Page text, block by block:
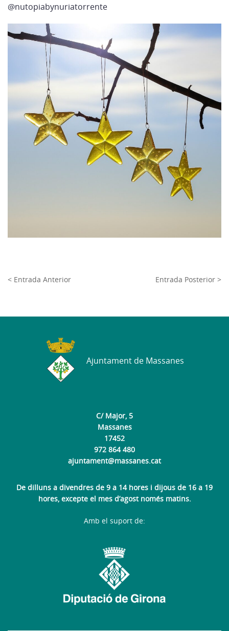
@nutopiabynuriatorrente
< Entrada Anterior Entrada Posterior >
C/ Major, 5
Massanes
17452
972 864 480
ajuntament@massanes.cat
De dilluns a divendres de 9 a 14 hores i dijous de 16 a 19
hores, excepte el mes d’agost només matins.
Ajuntament de Massanes
Amb el suport de: